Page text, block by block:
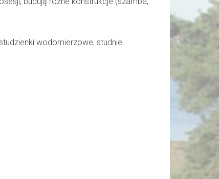
wodomierzowe, studnie.